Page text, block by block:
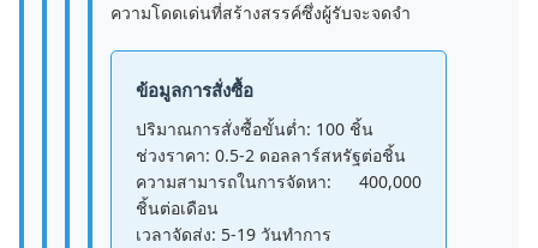
ความโดดเด่นที่สร้างสรรค์ซึ่งผู้รับจะจดจำ
ข้อมูลการสั่งซื้อ
ปริมาณการสั่งซื้อขั้นต่ำ: 100 ชิ้น
ช่วงราคา: 0.5-2 ดอลลาร์สหรัฐต่อชิ้น
ความสามารถในการจัดหา: 400,000
ชิ้นต่อเดือน
เวลาจัดส่ง: 5-19 วันทำการ